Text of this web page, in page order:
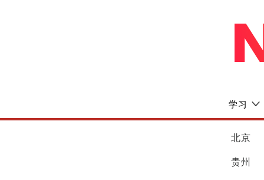
学习
北京
贵州